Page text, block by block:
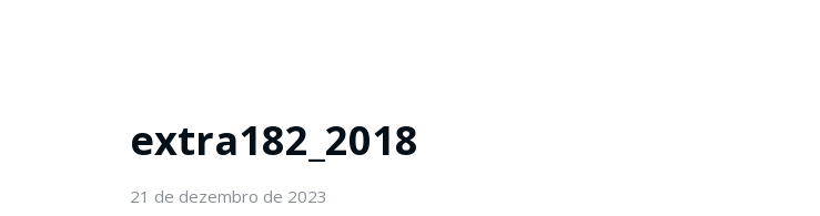
extra182_2018
21 de dezembro de 2023